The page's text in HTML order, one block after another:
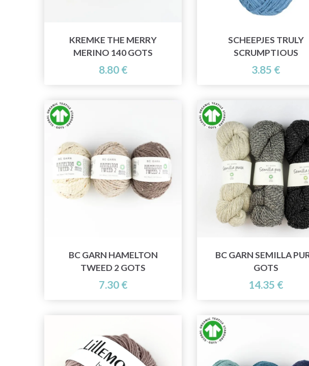
KREMKE THE MERRY
MERINO 140 GOTS
8.80 €
SCHEEPJES TRULY
SCRUMPTIOUS
3.85 €
BC GARN HAMELTON
TWEED 2 GOTS
7.30 €
BC GARN SEMILLA
GOTS
14.35 €